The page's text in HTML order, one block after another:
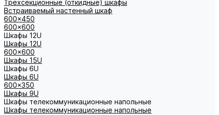
Трехсекционные (откидные) шкафы
Встраиваемый настенный шкаф
600x450
600x600
Шкафы 12U
Шкафы 12U
600x600
Шкафы 15U
Шкафы 6U
Шкафы 6U
600x350
Шкафы 9U
Шкафы телекоммуникационные напольные
Шкафы телекоммуникационные напольные